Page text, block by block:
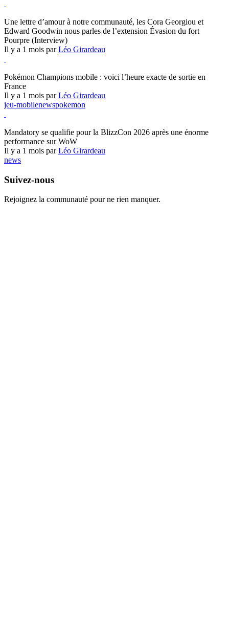
Une lettre d’amour à notre communauté, les Cora Georgiou et
Edward Goodwin nous parles de l’extension Évasion du fort
Pourpre (Interview)
Il y a 1 mois parLéo Girardeau
Pokémon Champions mobile : voici l’heure exacte de sortie en
France
Il y a 1 mois parLéo Girardeau
jeu-mobilenewspokemon
Mandatory se qualifie pour la BlizzCon 2026 après une énorme
performance sur WoW
Il y a 1 mois parLéo Girardeau
news
Suivez-nous
Rejoignez la communauté pour ne rien manquer.